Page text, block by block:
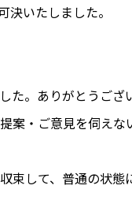
決いたしました。
た。ありがとうござ
案・ご意見を伺え
束して、普通の状